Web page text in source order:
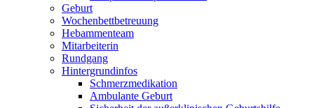
Geburt
Wochenbettbetreuung
Hebammenteam
Mitarbeiterin
Rundgang
Hintergrundinfos
Schmerzmedikation
Ambulante Geburt